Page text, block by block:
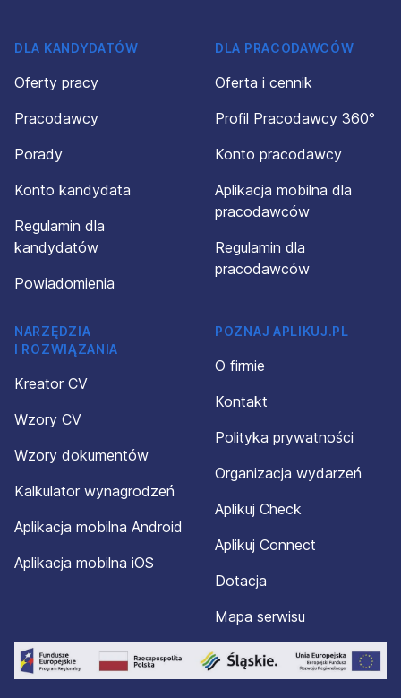
DLA KANDYDATÓW
Oferty pracy
Pracodawcy
Porady
Konto kandydata
Regulamin dla
kandydatów
Powiadomienia
DLA PRACODAWCÓW
Oferta i cennik
Profil Pracodawcy 360°
Konto pracodawcy
Aplikacja mobilna dla
pracodawców
Regulamin dla
pracodawców
NARZĘDZIA
I ROZWIĄZANIA
Kreator CV
Wzory CV
Wzory dokumentów
Kalkulator wynagrodzeń
Aplikacja mobilna Android
Aplikacja mobilna iOS
POZNAJ APLIKUJ.PL
O firmie
Kontakt
Polityka prywatności
Organizacja wydarzeń
Aplikuj Check
Aplikuj Connect
Dotacja
Mapa serwisu